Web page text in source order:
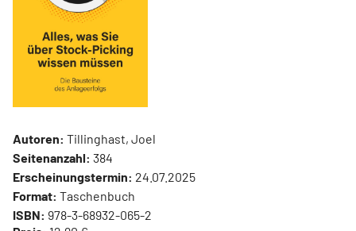
Autoren: Tillinghast, Joel
Seitenanzahl: 384
Erscheinungstermin: 24.07.2025
Format: Taschenbuch
ISBN: 978-3-68932-065-2